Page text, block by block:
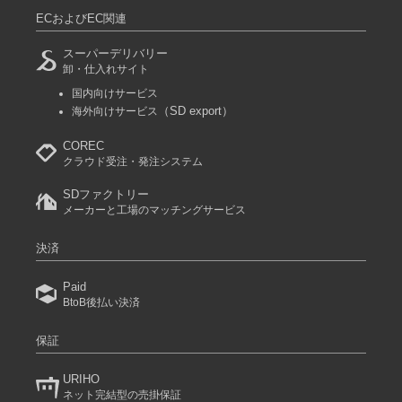
ECおよびEC関連
スーパーデリバリー
卸・仕入れサイト
国内向けサービス
海外向けサービス
（SD export）
COREC
クラウド受注・発注システム
SDファクトリー
メーカーと工場のマッチングサービス
決済
Paid
BtoB後払い決済
保証
URIHO
ネット完結型の売掛保証